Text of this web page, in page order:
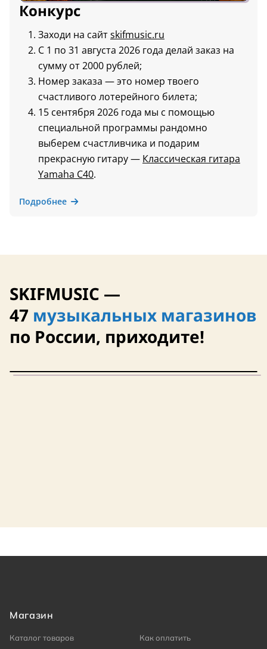
Конкурс
Заходи на сайтskifmusic.ru
С 1 по 31 августа 2026 года делай заказ на
сумму от 2000 рублей;
Номер заказа — это номер твоего
счастливого лотерейного билета;
15 сентября 2026 года мы с помощью
специальной программы рандомно
выберем счастливчика и подарим
прекрасную гитару — Классическая гитара
Yamaha C40.
Подробнее
SKIFMUSIC —
47 музыкальных магазинов
по России, приходите!
Магазин
Каталог товаров
Как оплатить